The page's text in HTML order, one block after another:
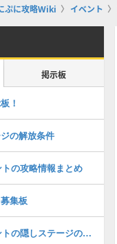
ぷに攻略Wiki イベント
掲示板
！
の解放条件
の攻略情報まとめ
集板
SAOコラボイベントの隠しステージの解放条件